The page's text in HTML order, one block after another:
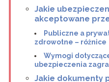
Jakie
akceptowane
Publiczne a
zdrowotne – różnice
Wymogi
ubezpieczenia
Jakie dokumenty